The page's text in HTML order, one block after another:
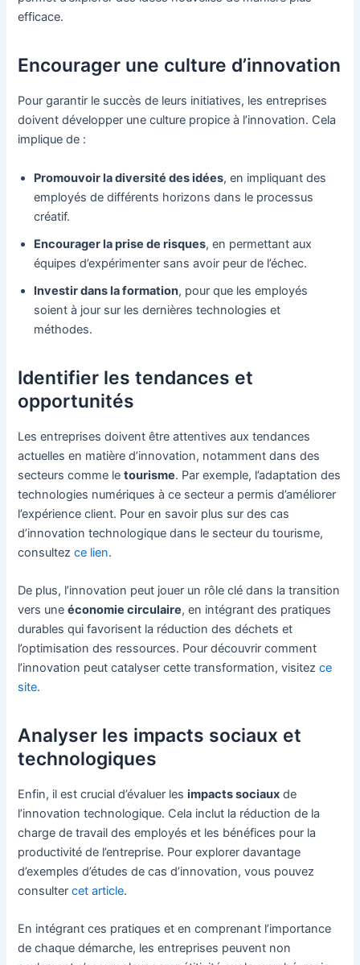
efficace.
Encourager une culture d’innovation
Pour garantir le succès de leurs initiatives, les entreprises
doivent développer une culture propice à l’innovation. Cela
implique de :
Promouvoir la diversité des idées, en impliquant des
employés de différents horizons dans le processus
créatif.
Encourager la prise de risques, en permettant aux
équipes d’expérimenter sans avoir peur de l’échec.
Investir dans la formation, pour que les employés
soient à jour sur les dernières technologies et
méthodes.
Identifier les tendances et
opportunités
Les entreprises doivent être attentives aux tendances
actuelles en matière d’innovation, notamment dans des
secteurs comme letourisme. Par exemple, l’adaptation des
technologies numériques à ce secteur a permis d’améliorer
l’expérience client. Pour en savoir plus sur des cas
d’innovation technologique dans le secteur du tourisme,
consultezce lien.
De plus, l’innovation peut jouer un rôle clé dans la transition
vers uneéconomie circulaire, en intégrant des pratiques
durables qui favorisent la réduction des déchets et
l’optimisation des ressources. Pour découvrir comment
l’innovation peut catalyser cette transformation, visitezce
site.
Analyser les impacts sociaux et
technologiques
Enfin, il est crucial d’évaluer lesimpacts sociaux de
l’innovation technologique. Cela inclut la réduction de la
charge de travail des employés et les bénéfices pour la
productivité de l’entreprise. Pour explorer davantage
d’exemples d’études de cas d’innovation, vous pouvez
consultercet article.
En intégrant ces pratiques et en comprenant l’importance
de chaque démarche, les entreprises peuvent non